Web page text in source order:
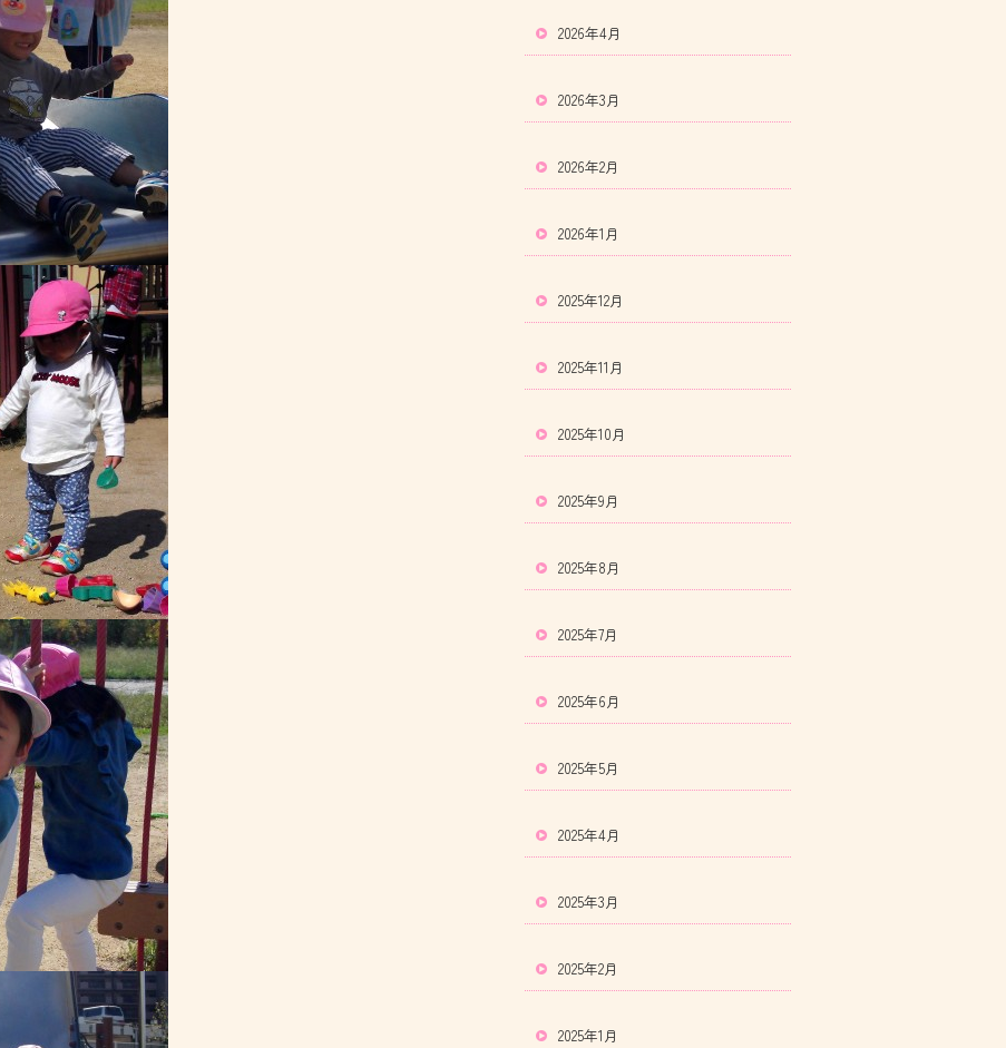
2026年4月
2026年3月
2026年2月
2026年1月
2025年12月
2025年11月
2025年10月
2025年9月
2025年8月
2025年7月
2025年6月
2025年5月
2025年4月
2025年3月
2025年2月
2025年1月